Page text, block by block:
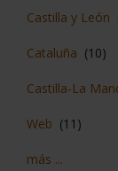
Castilla y León
Cataluña (10)
Castilla-La
Web (11)
más ...